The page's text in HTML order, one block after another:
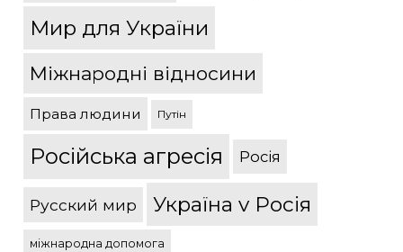
Мир для України
Міжнародні відносини
Права людини Путін
Російська агресія Росія
Русский мир Україна v Росія
міжнародна допомога